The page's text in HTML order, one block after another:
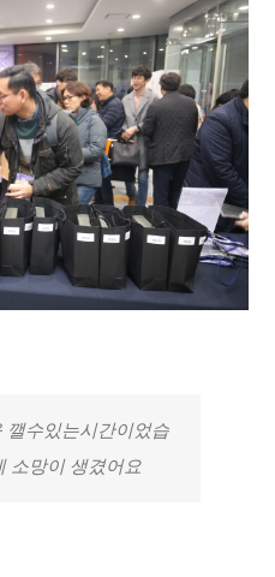
깰수있는시간이었습
소망이 생겼어요